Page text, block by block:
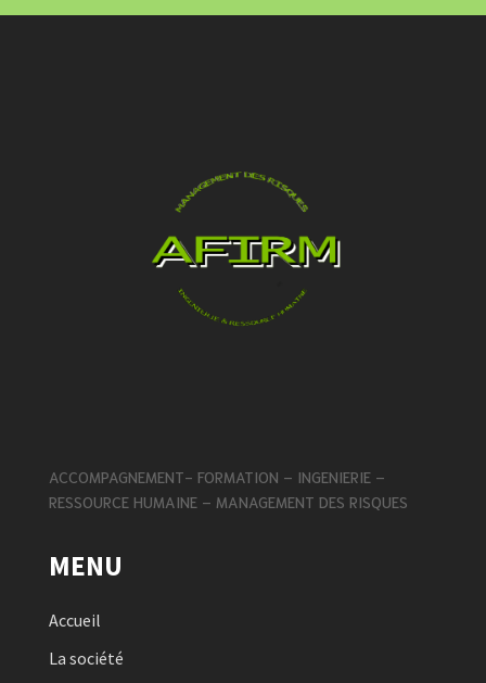
ACCOMPAGNEMENT- FORMATION – INGENIERIE –
RESSOURCE HUMAINE – MANAGEMENT DES RISQUES
MENU
Accueil
La société